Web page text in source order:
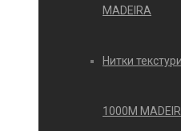
MADEIRA
Нитки
1000М